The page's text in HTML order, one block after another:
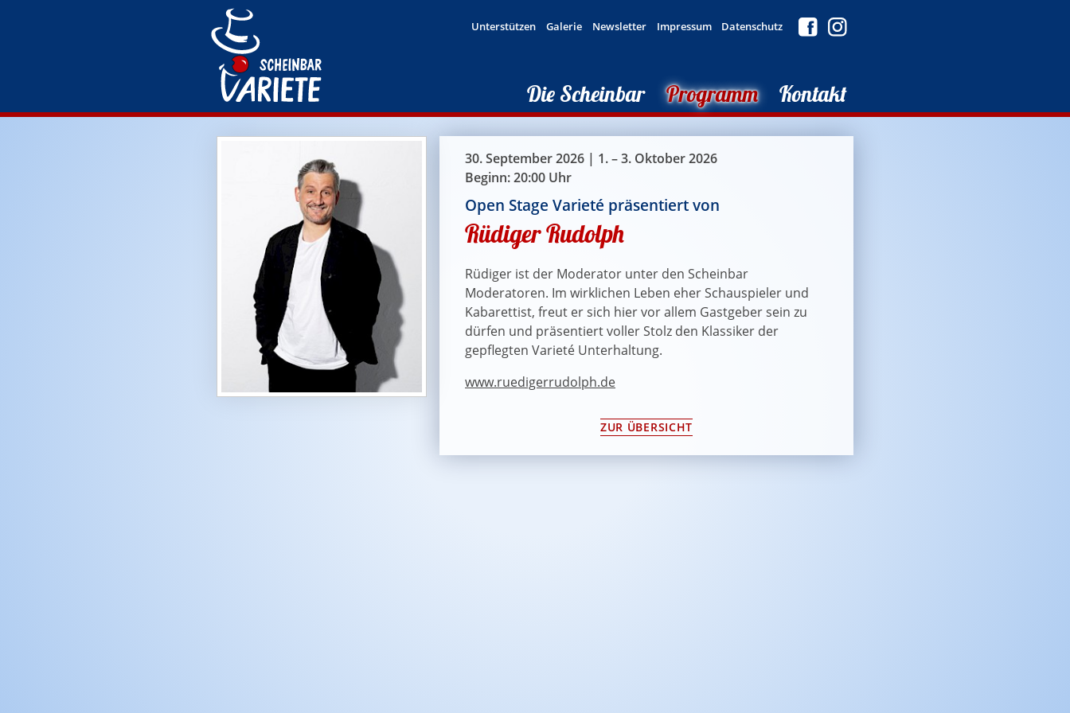
Die Scheinbar Programm Kontakt
Unterstützen Galerie Newsletter Impressum Datenschutz
30. September 2026 | 1. – 3. Oktober 2026
Beginn: 20:00 Uhr
Open Stage Varieté präsentiert von
Rüdiger Rudolph
Rüdiger ist der Moderator unter den Scheinbar
Moderatoren. Im wirklichen Leben eher Schauspieler und
Kabarettist, freut er sich hier vor allem Gastgeber sein zu
dürfen und präsentiert voller Stolz den Klassiker der
gepflegten Varieté Unterhaltung.
www.ruedigerrudolph.de
ZUR ÜBERSICHT